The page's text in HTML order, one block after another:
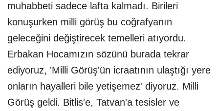
muhabbeti sadece lafta kalmadı. Birileri
konuşurken milli görüş bu coğrafyanın
geleceğini değiştirecek temelleri atıyordu.
Erbakan Hocamızın sözünü burada tekrar
ediyoruz, 'Milli Görüş'ün icraatının ulaştığı yere
onların hayalleri bile yetişemez' diyoruz. Milli
Görüş geldi. Bitlis'e, Tatvan'a tesisler ve